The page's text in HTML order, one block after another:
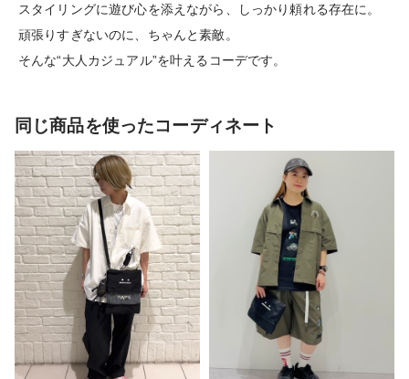
スタイリングに遊び心を添えながら、しっかり頼れる存在に。
頑張りすぎないのに、ちゃんと素敵。
そんな“大人カジュアル”を叶えるコーデです。
同じ商品を使ったコーディネート